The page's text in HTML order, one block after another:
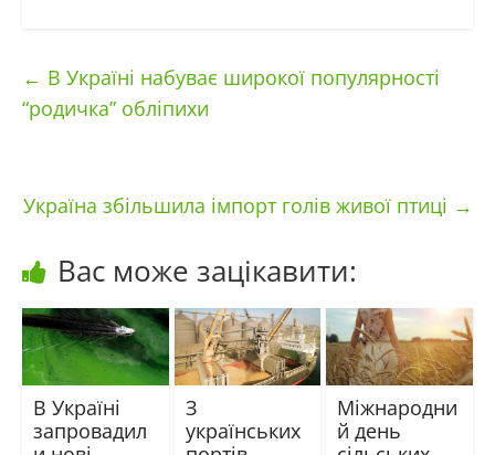
← В Україні набуває широкої популярності
“родичка” обліпихи
Україна збільшила імпорт голів живої птиці →
Вас може зацікавити:
В Україні
запровадил
З
українських
Міжнародни
й день